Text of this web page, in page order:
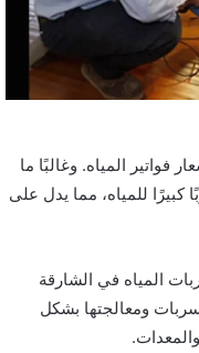
فواتير المياه. وغالبًا ما
للمياه، مما يدل على
المياه في الشارقة
ومعالجتها بشكل